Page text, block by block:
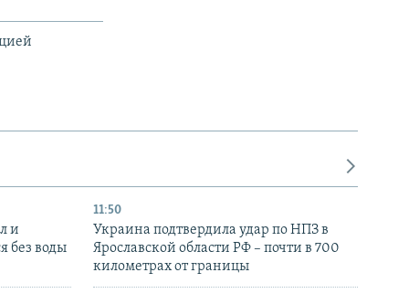
и
без воды
11:50
Украина подтвердила удар по НПЗ в
Ярославской области РФ – почти в 700
километрах от границы